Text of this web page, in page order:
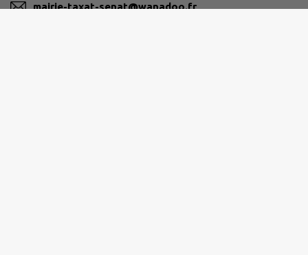
mairie-taxat-senat@wanadoo.fr